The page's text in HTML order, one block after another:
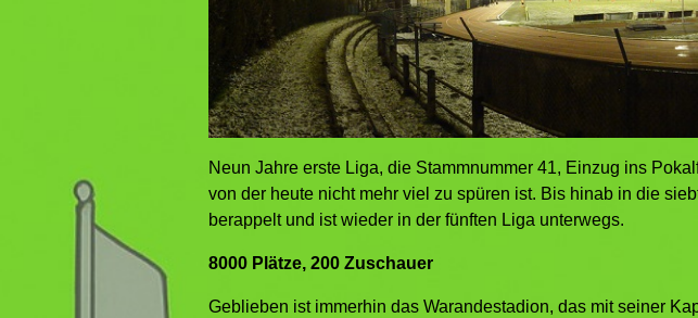
Neun Jahre erste Liga, die Stammnummer 41, Einzug ins
von der heute nicht mehr viel zu spüren ist. Bis hinab in die
berappelt und ist wieder in der fünften Liga unterwegs.
8000 Plätze, 200 Zuschauer
Geblieben ist immerhin das Warandestadion, das mit seiner